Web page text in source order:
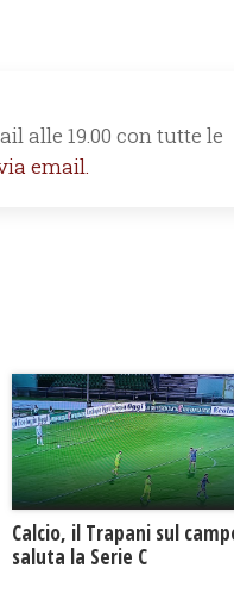
alle 19.00 con tutte le
email.
Calcio, il Trapani sul
saluta la Serie C